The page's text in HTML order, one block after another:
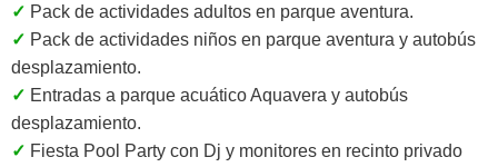
✓ Pack de actividades adultos en parque aventura.
✓ Pack de actividades niños en parque aventura y autobús
desplazamiento.
✓ Entradas a parque acuático Aquavera y autobús
desplazamiento.
✓ Fiesta Pool Party con Dj y monitores en recinto privado